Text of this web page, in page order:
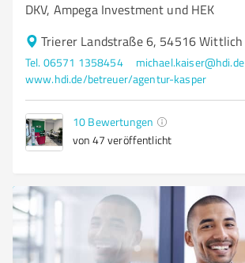
DKV, Ampega Investment und HEK
Trierer Landstraße 6, 54516 Wittlich
Tel. 06571 1358454
michael.kaiser@hdi.de
www.hdi.de/betreuer/agentur-kasper
10 Bewertungen
von 47 veröffentlicht